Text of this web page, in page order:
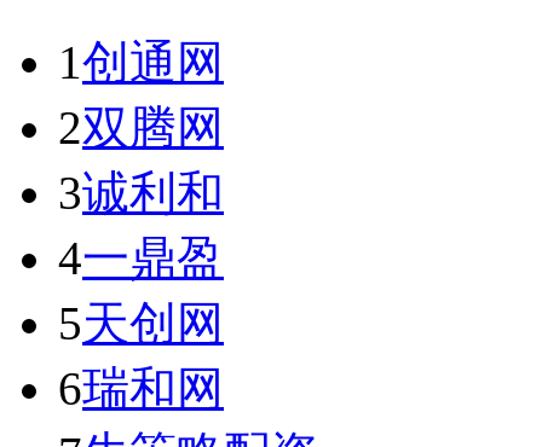
1创通网
2双腾网
3诚利和
4一鼎盈
5天创网
6瑞和网